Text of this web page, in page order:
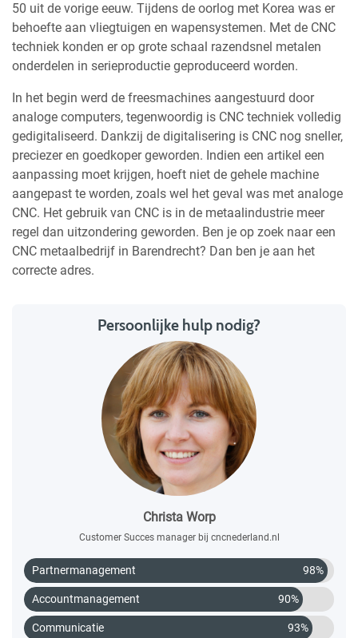
50 uit de vorige eeuw. Tijdens de oorlog met Korea was er
behoefte aan vliegtuigen en wapensystemen. Met de CNC
techniek konden er op grote schaal razendsnel metalen
onderdelen in serieproductie geproduceerd worden.
In het begin werd de freesmachines aangestuurd door
analoge computers, tegenwoordig is CNC techniek volledig
gedigitaliseerd. Dankzij de digitalisering is CNC nog sneller,
preciezer en goedkoper geworden. Indien een artikel een
aanpassing moet krijgen, hoeft niet de gehele machine
aangepast te worden, zoals wel het geval was met analoge
CNC. Het gebruik van CNC is in de metaalindustrie meer
regel dan uitzondering geworden. Ben je op zoek naar een
CNC metaalbedrijf in Barendrecht? Dan ben je aan het
correcte adres.
Persoonlijke hulp nodig?
Christa Worp
Customer Succes manager bij cncnederland.nl
Partnermanagement 98%
Accountmanagement 90%
Communicatie 93%